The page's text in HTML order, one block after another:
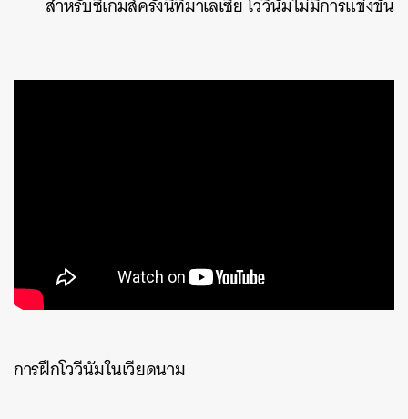
สำหรับซีเกมส์ครั้งนี้ที่มาเลเซีย โววีนัมไม่มีการแข่งขัน
การฝึกโววีนัมในเวียดนาม